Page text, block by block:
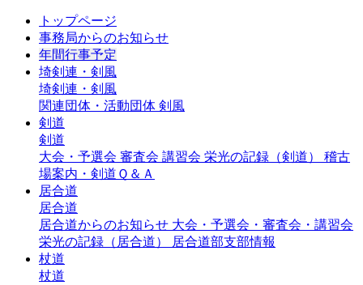
トップページ
事務局からのお知らせ
年間行事予定
埼剣連・剣風
埼剣連・剣風
関連団体・活動団体 剣風
剣道
剣道
大会・予選会 審査会 講習会 栄光の記録（剣道） 稽古
場案内・剣道Ｑ＆Ａ
居合道
居合道
居合道からのお知らせ 大会・予選会・審査会・講習会
栄光の記録（居合道）
居合道部支部情報
杖道
杖道